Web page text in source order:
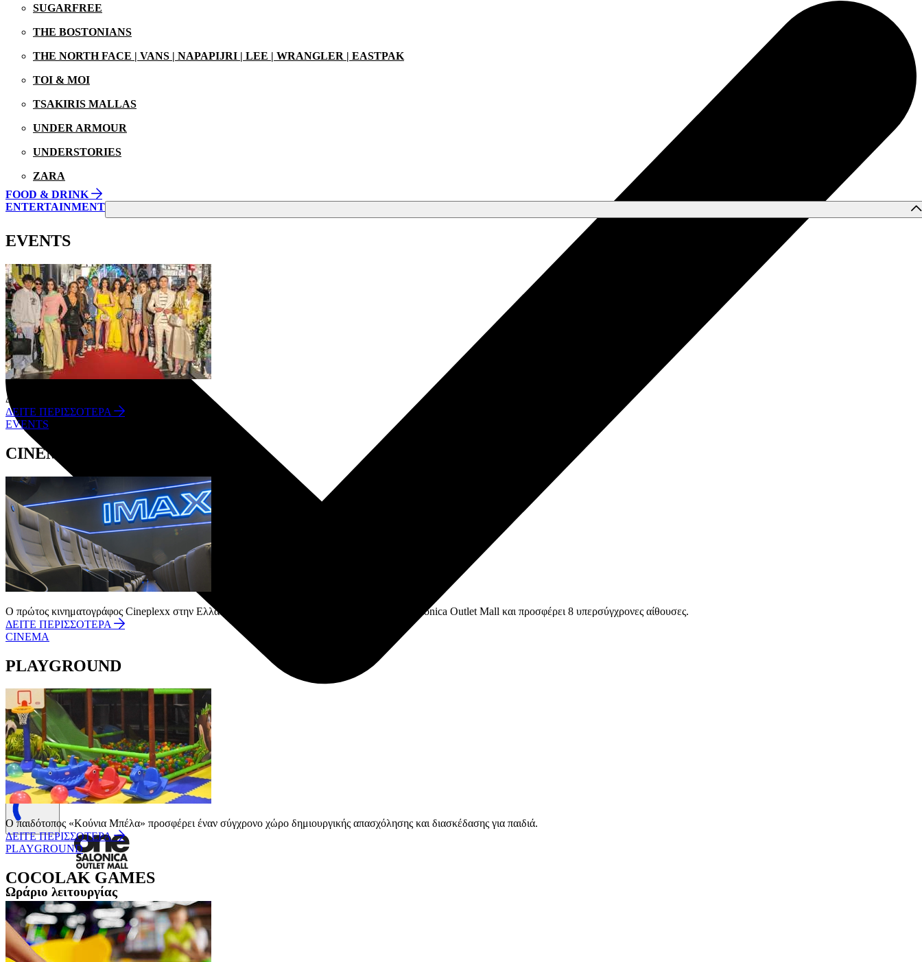
SUGARFREE
THE BOSTONIANS
THE NORTH FACE | VANS | NAPAPIJRI | LEE | WRANGLER | EASTPAK
TOI & MOI
TSAKIRIS MALLAS
UNDER ARMOUR
UNDERSTORIES
ZARA
FOOD & DRINK
ENTERTAINMENT
EVENTS
Δείτε όλα τα events του One Salonica
ΔΕΙΤΕ ΠΕΡΙΣΣΟΤΕΡΑ
EVENTS
CINEMA
Ο πρώτος κινηματογράφος Cineplexx στην Ελλάδα βρίσκεται στον δεύτερο όροφο του One Salonica Outlet Mall και προσφέρει 8 υπερσύγχρονες αίθουσες.
ΔΕΙΤΕ ΠΕΡΙΣΣΟΤΕΡΑ
CINEMA
PLAYGROUND
Ο παιδότοπος «Κούνια Μπέλα» προσφέρει έναν σύγχρονο χώρο δημιουργικής απασχόλησης και διασκέδασης για παιδιά.
ΔΕΙΤΕ ΠΕΡΙΣΣΟΤΕΡΑ
PLAYGROUND
COCOLAK GAMES
Συμφωνώ με τηνΠολιτική Απορρήτου.
ΕΓΓΡΑΦΗ
Ωράριο λειτουργίας
Δευτέρα - Παρασκευή 10:00 - 21:00
Σάββατο 10:00 - 20:00
Κυριακή Κλειστά